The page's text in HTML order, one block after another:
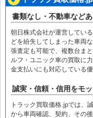
書類なし・不動車など
朝日株式会社が運営してい
どを紛失してしまった車両
張査定も可能で、複数台ま
ルフ・ユニック車の買取に
金支払いにも対応している
誠実・信頼・信用をモ
トラック買取価格.jpでは、
から車両確認、契約、その